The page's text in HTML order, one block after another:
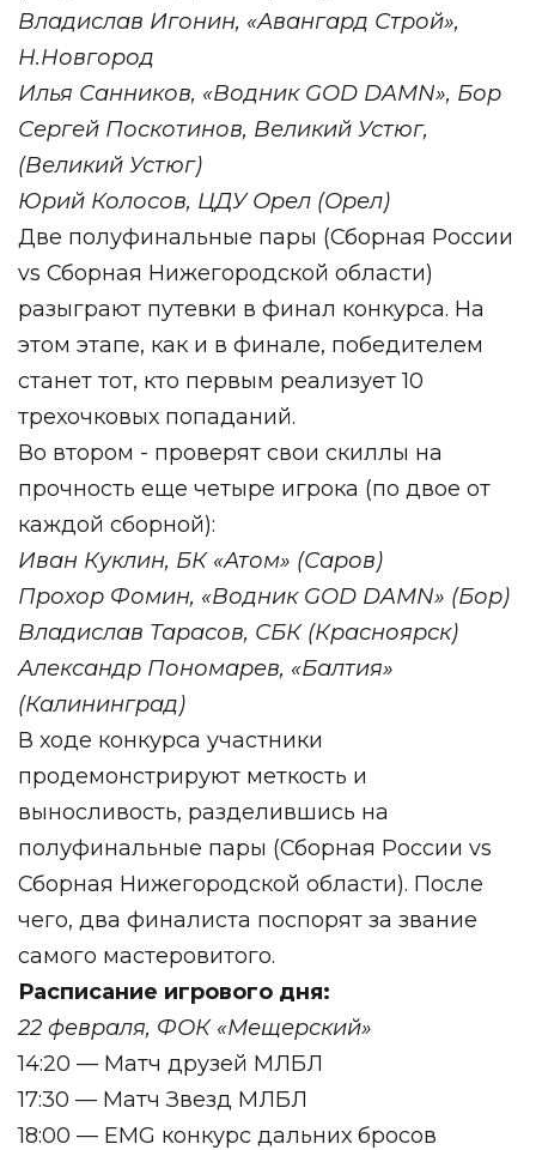
Владислав Игонин, «Авангард Строй»,
Н.Новгород
Илья Санников, «Водник GOD DAMN», Бор
Сергей Поскотинов, Великий Устюг,
(Великий Устюг)
Юрий Колосов, ЦДУ Орел (Орел)
Две полуфинальные пары (Сборная России
vs Сборная Нижегородской области)
разыграют путевки в финал конкурса. На
этом этапе, как и в финале, победителем
станет тот, кто первым реализует 10
трехочковых попаданий.
Во втором - проверят свои скиллы на
прочность еще четыре игрока (по двое от
каждой сборной):
Иван Куклин, БК «Атом» (Саров)
Прохор Фомин, «Водник GOD DAMN» (Бор)
Владислав Тарасов, СБК (Красноярск)
Александр Пономарев, «Балтия»
(Калининград)
В ходе конкурса участники
продемонстрируют меткость и
выносливость, разделившись на
полуфинальные пары (Сборная России vs
Сборная Нижегородской области). После
чего, два финалиста поспорят за звание
самого мастеровитого.
Расписание игрового дня:
22 февраля, ФОК «Мещерский»
14:20 — Матч друзей МЛБЛ
17:30 — Матч Звезд МЛБЛ
18:00 — EMG конкурс дальних бросов